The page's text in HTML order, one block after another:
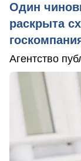
Один
раскрыта
Агентство